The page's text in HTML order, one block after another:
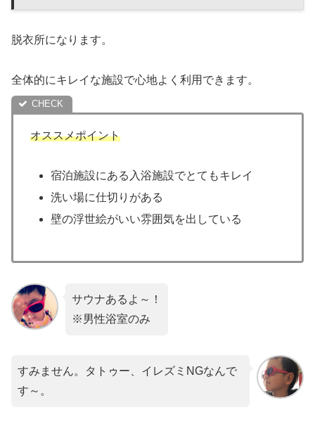
脱衣所になります。
全体的にキレイな施設で心地よく利用できます。
オススメポイント
宿泊施設にある入浴施設でとてもキレイ
洗い場に仕切りがある
壁の浮世絵がいい雰囲気を出している
サウナあるよ～！
※男性浴室のみ
すみません。タトゥー、イレズミNGなんで
す～。